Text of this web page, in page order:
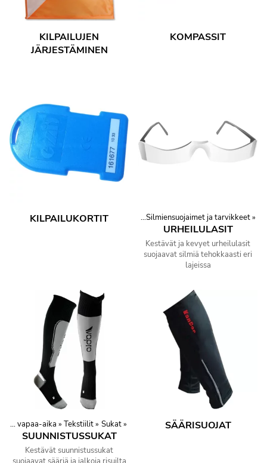
KILPAILUJEN
JÄRJESTÄMINEN
KOMPASSIT
KILPAILUKORTIT
Tuotteet‪»Suojaimet ‪»Silmiensuojaimet ja tarvikkeet‪»
URHEILULASIT
Kestävät ja kevyet urheilulasit
suojaavat silmiä tehokkaasti eri
lajeissa
Urheilu ja vapaa-aika ‪» Tekstiilit‪» Sukat‪»
SUUNNISTUSSUKAT
Kestävät suunnistussukat
SÄÄRISUOJAT